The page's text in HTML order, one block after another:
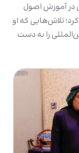
در آموزش اصول
تلاش‌هایی که او
را به دست